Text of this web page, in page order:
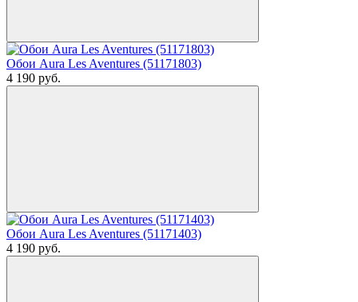
Обои Aura Les Aventures (51171803)
4 190 руб.
Обои Aura Les Aventures (51171403)
4 190 руб.